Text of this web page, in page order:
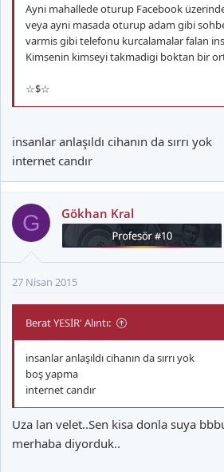
Ayni mahallede oturup Facebook
veya ayni masada oturup adam gibi
varmis gibi telefonu kurcalamalar falan
Kimsenin kimseyi takmadigi boktan bir
☆$☆
insanlar anlaşıldı cihanın da sırrı yok
internet candır
G Gökhan Kral
27 Nisan 2015
Berat YESİR' Alıntı:
insanlar anlaşıldı cihanın da sırrı yok
boş yapma
internet candır
Uza lan velet..Sen kisa donla suya
merhaba diyorduk..